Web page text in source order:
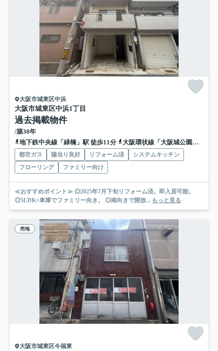
大阪市城東区中浜
大阪市城東区中浜1丁目
過去掲載物件
/築30年
地下鉄中央線「緑橋」駅 徒歩11分
大阪環状線「大阪城公園」駅 徒歩13分
都市ガス 陽当り良好 リフォーム済
システムキッチン
フローリング
ファミリー向け
≪おすすめポイント≫ ◎2025年7月下旬リフォーム済。即入居可能。
◎5LDK+車庫でファミリー向き。 ◎南向きで開放... もっと見る
売地
大阪市城東区今福東